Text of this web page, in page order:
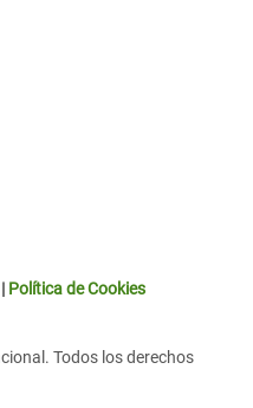
| Política de Cookies
Todos los derechos